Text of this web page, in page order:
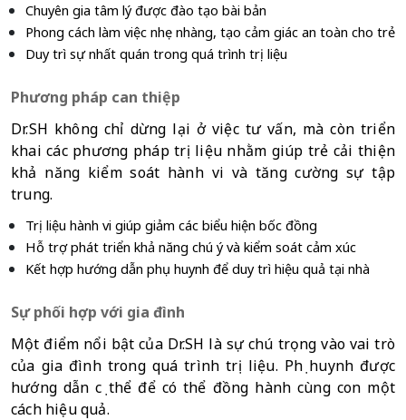
Chuyên gia tâm lý được đào tạo bài bản
Phong cách làm việc nhẹ nhàng, tạo cảm giác an toàn cho trẻ
Duy trì sự nhất quán trong quá trình trị liệu
Phương pháp can thiệp
Dr.SH không chỉ dừng lại ở việc tư vấn, mà còn triển
khai các phương pháp trị liệu nhằm giúp trẻ cải thiện
khả năng kiểm soát hành vi và tăng cường sự tập
trung.
Trị liệu hành vi giúp giảm các biểu hiện bốc đồng
Hỗ trợ phát triển khả năng chú ý và kiểm soát cảm xúc
Kết hợp hướng dẫn phụ huynh để duy trì hiệu quả tại nhà
Sự phối hợp với gia đình
Một điểm nổi bật của Dr.SH là sự chú trọng vào vai trò
của gia đình trong quá trình trị liệu. Phụ huynh được
hướng dẫn cụ thể để có thể đồng hành cùng con một
cách hiệu quả.